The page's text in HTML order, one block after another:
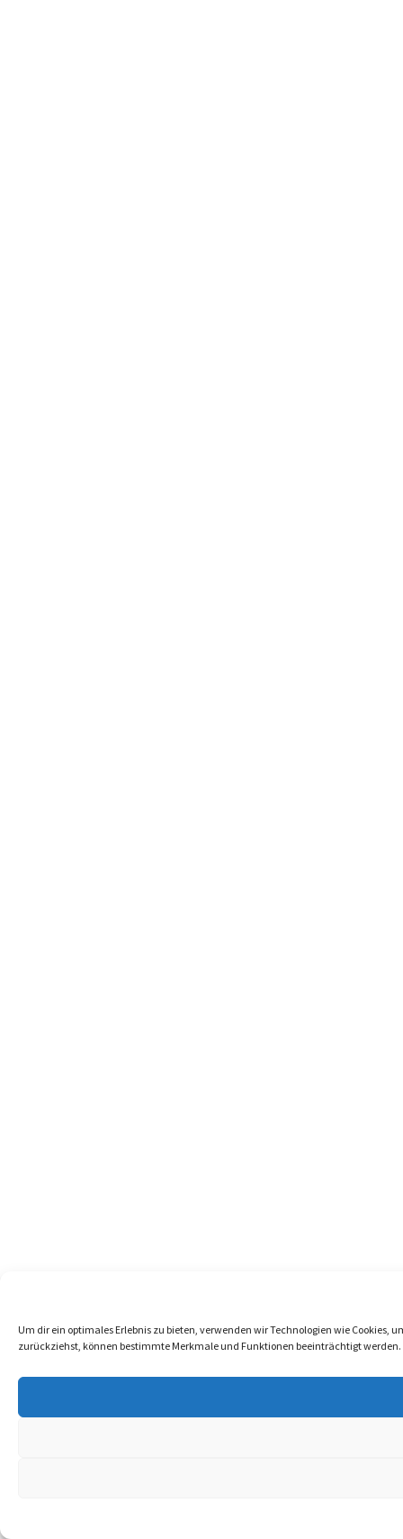
Um dir ein optimales Erlebnis zu bieten, verwenden wir Technologien wie
zurückziehst, können bestimmte Merkmale und Funktionen beeinträchtigt werden.